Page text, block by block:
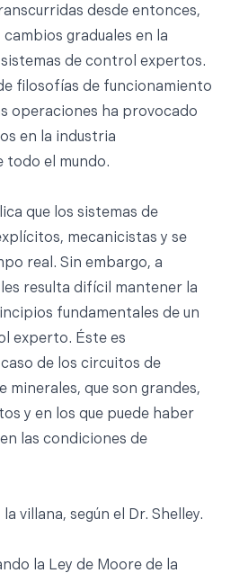
desde entonces,
graduales en la
de control expertos.
filosofías de funcionamiento
operaciones ha provocado
en la industria
todo el mundo.
que los sistemas de
mecanicistas y se
real. Sin embargo, a
resulta difícil mantener la
fundamentales de un
experto. Éste es
de los circuitos de
minerales, que son grandes,
y en los que puede haber
las condiciones de
villana, según el Dr. Shelley.
la Ley de Moore de la